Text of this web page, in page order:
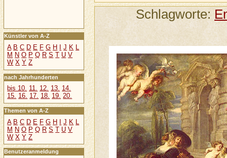
Schlagworte:
Künstler von A-Z
A B C D E F G H J K L
M N O P Q R S T U V
W X Y Z
nach Jahrhunderten
bis 10. 11. 12. 13. 14.
15. 16. 17. 18. 19. 20.
Themen von A-Z
A B C D E F G H I J K L
M N O P Q R S T U V
W X Y Z
Benutzeranmeldung